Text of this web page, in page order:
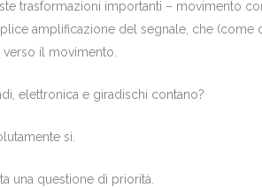
trasformazioni importanti – movimento
amplificazione del segnale, che (come
verso il movimento.
elettronica e giradischi contano?
sì.
una questione di priorità.